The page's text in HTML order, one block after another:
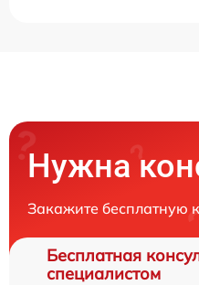
Нужна
Закажите бесплатную
Бесплатная
специалистом